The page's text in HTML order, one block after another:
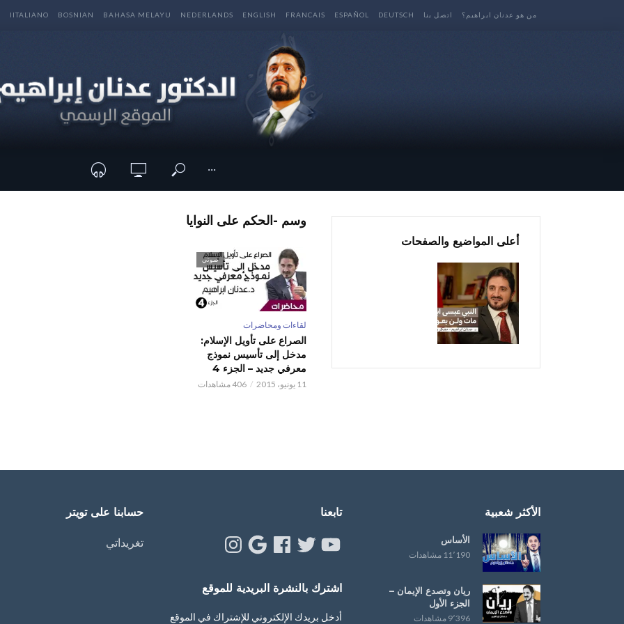
من هو عدنان ابراهيم؟ اتصل بنا DEUTSCH
ESPAÑOL
FRANCAIS
ENGLISH
NEDERLANDS
BAHASA MELAYU
BOSNIAN
IITALIANO
···
وسم -الحكم على النوايا
صوتي
لقاءات ومحاضرات
الصراع على تأويل الإسلام:
مدخل إلى تأسيس نموذج
معرفي جديد – الجزء 4
11 يونيو، 2015 406 مشاهدات
أعلى المواضيع والصفحات
الأكثر شعبية
الأساس
11٬190 مشاهدات
ريان وتصدع الإيمان –
الجزء الأول
9٬396 مشاهدات
تابعنا
YouTube
Twitter
Facebook
Google
Instagram
اشترك بالنشرة البريدية للموقع
أدخل بريدك الإلكتروني للإشتراك في الموقع
حسابنا على تويتر
تغريداتي